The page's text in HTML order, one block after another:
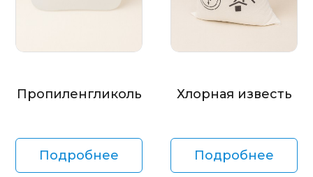
Пропиленгликоль
Подробнее
Хлорная известь
Подробнее